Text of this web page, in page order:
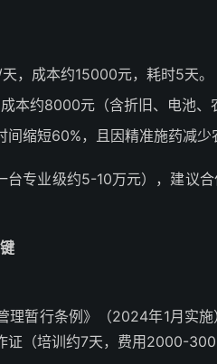
，成本约15000元，耗时5天。
本约8000元（含折旧、电池、
间缩短60%，且因精准施药减少
专业级约5-10万元），建议
理暂行条例》（2024年1月实施
证（培训约7天，费用2000-